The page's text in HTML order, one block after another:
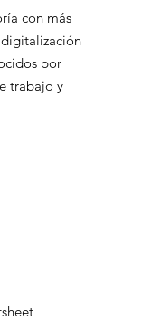
con más
por
trabajo y